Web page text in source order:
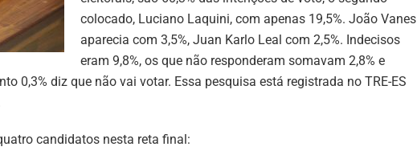
colocado, Luciano Laquini, com apenas 19,5%. João Vanes
aparecia com 3,5%, Juan Karlo Leal com 2,5%. Indecisos
eram 9,8%, os que não responderam somavam 2,8% e
0,3% diz que não vai votar. Essa pesquisa está registrada no TRE-ES
candidatos nesta reta final: